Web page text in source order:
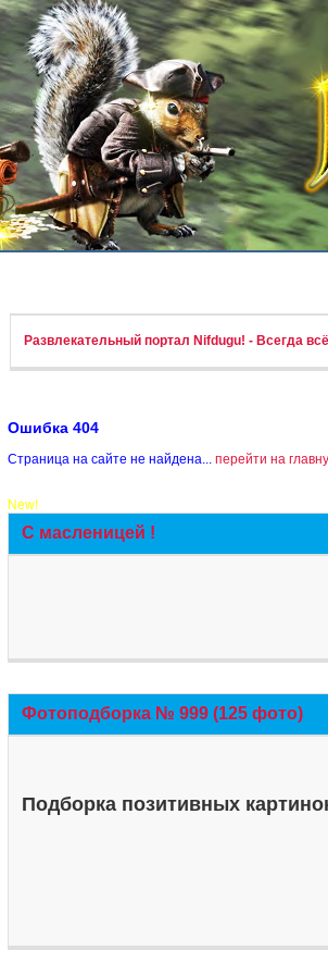
Развлекательный портал Nifdugu! - Всегда
Ошибка 404
Страница на сайте не найдена... перейти на
New!
С масленицей !
Фотоподборка № 999 (125 фото)
Подборка позитивных